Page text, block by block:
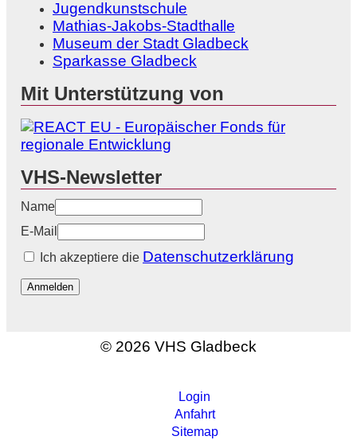
Jugendkunstschule
Mathias-Jakobs-Stadthalle
Museum der Stadt Gladbeck
Sparkasse Gladbeck
Mit Unterstützung von
VHS-Newsletter
Name
E-Mail
Ich akzeptiere die Datenschutzerklärung
Anmelden
© 2026 VHS Gladbeck
Login
Anfahrt
Sitemap